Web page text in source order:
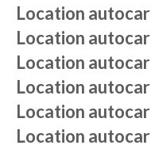
Location autocar
Location autocar
Location autocar
Location autocar
Location autocar
Location autocar